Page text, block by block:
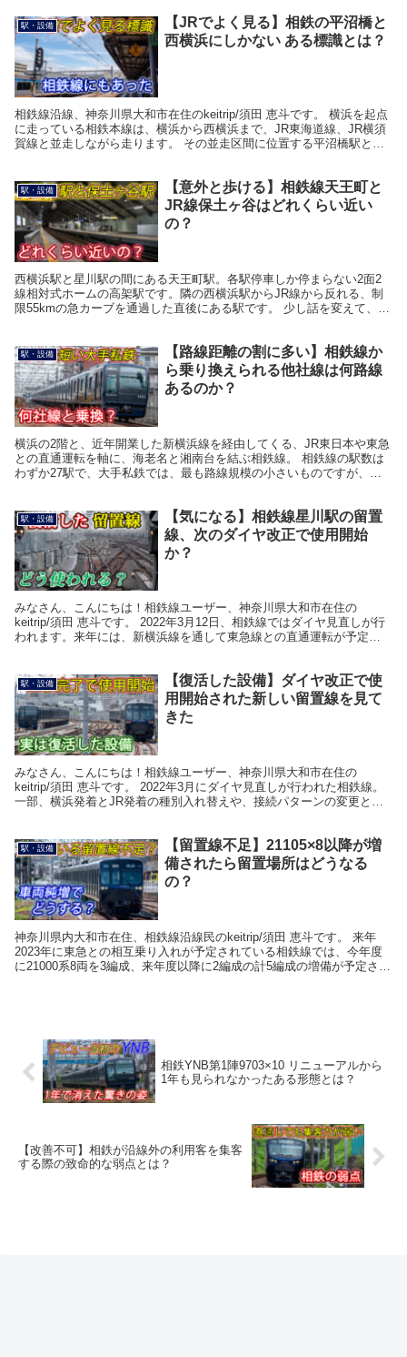
駅・設備
【JRでよく見る】相鉄の平沼橋と
西横浜にしかない ある標識とは？
相鉄線沿線、神奈川県大和市在住のkeitrip/須田 恵斗です。 横浜を起点
に走っている相鉄本線は、横浜から西横浜まで、JR東海道線、JR横須
賀線と並走しながら走ります。 その並走区間に位置する平沼橋駅と西
駅・設備
【意外と歩ける】相鉄線天王町と
JR線保土ヶ谷はどれくらい近い
の？
西横浜駅と星川駅の間にある天王町駅。各駅停車しか停まらない2面2
線相対式ホームの高架駅です。隣の西横浜駅からJR線から反れる、制
限55kmの急カーブを通過した直後にある駅です。 少し話を変えて、天
駅・設備
【路線距離の割に多い】相鉄線か
ら乗り換えられる他社線は何路線
あるのか？
横浜の2階と、近年開業した新横浜線を経由してくる、JR東日本や東急
との直通運転を軸に、海老名と湘南台を結ぶ相鉄線。 相鉄線の駅数は
わずか27駅で、大手私鉄では、最も路線規模の小さいものですが、神
駅・設備
【気になる】相鉄線星川駅の留置
線、次のダイヤ改正で使用開始
か？
みなさん、こんにちは！相鉄線ユーザー、神奈川県大和市在住の
keitrip/須田 恵斗です。 2022年3月12日、相鉄線ではダイヤ見直しが行
われます。来年には、新横浜線を通して東急線との直通運転が予定さ
駅・設備
【復活した設備】ダイヤ改正で使
用開始された新しい留置線を見て
きた
みなさん、こんにちは！相鉄線ユーザー、神奈川県大和市在住の
keitrip/須田 恵斗です。 2022年3月にダイヤ見直しが行われた相鉄線。
一部、横浜発着とJR発着の種別入れ替えや、接続パターンの変更と小
駅・設備
【留置線不足】21105×8以降が増
備されたら留置場所はどうなる
の？
神奈川県内大和市在住、相鉄線沿線民のkeitrip/須田 恵斗です。 来年
2023年に東急との相互乗り入れが予定されている相鉄線では、今年度
に21000系8両を3編成、来年度以降に2編成の計5編成の増備が予定され
相鉄YNB第1陣9703×10 リニューアルから
1年も見られなかったある形態とは？
【改善不可】相鉄が沿線外の利用客を集客
する際の致命的な弱点とは？